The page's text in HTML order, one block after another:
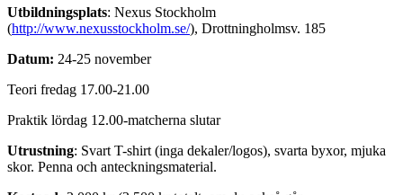
Utbildningsplats: Nexus Stockholm
(http://www.nexusstockholm.se/), Drottningholmsv. 185
Datum: 24-25 november
Teori fredag 17.00-21.00
Praktik lördag 12.00-matcherna slutar
Utrustning: Svart T-shirt (inga dekaler/logos), svarta byxor, mjuka
skor. Penna och anteckningsmaterial.